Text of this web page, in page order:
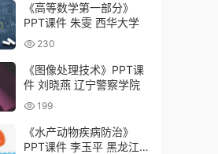
《高等数学第一部分》
PPT课件 朱雯 西华大学
230
《图像处理技术》PPT课
件 刘晓燕 辽宁警察学院
199
《水产动物疾病防治》
PPT课件 李玉平 黑龙江